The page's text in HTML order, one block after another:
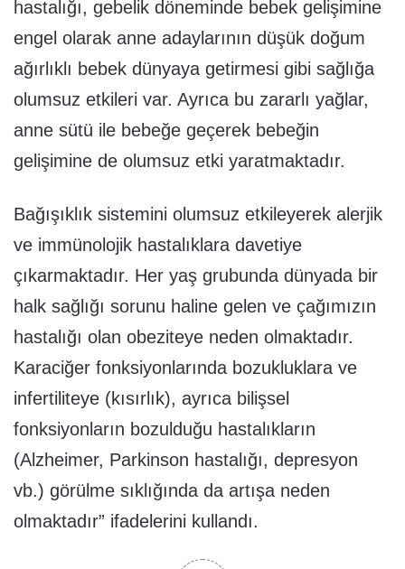
hastalığı, gebelik döneminde bebek gelişimine
engel olarak anne adaylarının düşük doğum
ağırlıklı bebek dünyaya getirmesi gibi sağlığa
olumsuz etkileri var. Ayrıca bu zararlı yağlar,
anne sütü ile bebeğe geçerek bebeğin
gelişimine de olumsuz etki yaratmaktadır.
Bağışıklık sistemini olumsuz etkileyerek alerjik
ve immünolojik hastalıklara davetiye
çıkarmaktadır. Her yaş grubunda dünyada bir
halk sağlığı sorunu haline gelen ve çağımızın
hastalığı olan obeziteye neden olmaktadır.
Karaciğer fonksiyonlarında bozukluklara ve
infertiliteye (kısırlık), ayrıca bilişsel
fonksiyonların bozulduğu hastalıkların
(Alzheimer, Parkinson hastalığı, depresyon
vb.) görülme sıklığında da artışa neden
olmaktadır” ifadelerini kullandı.